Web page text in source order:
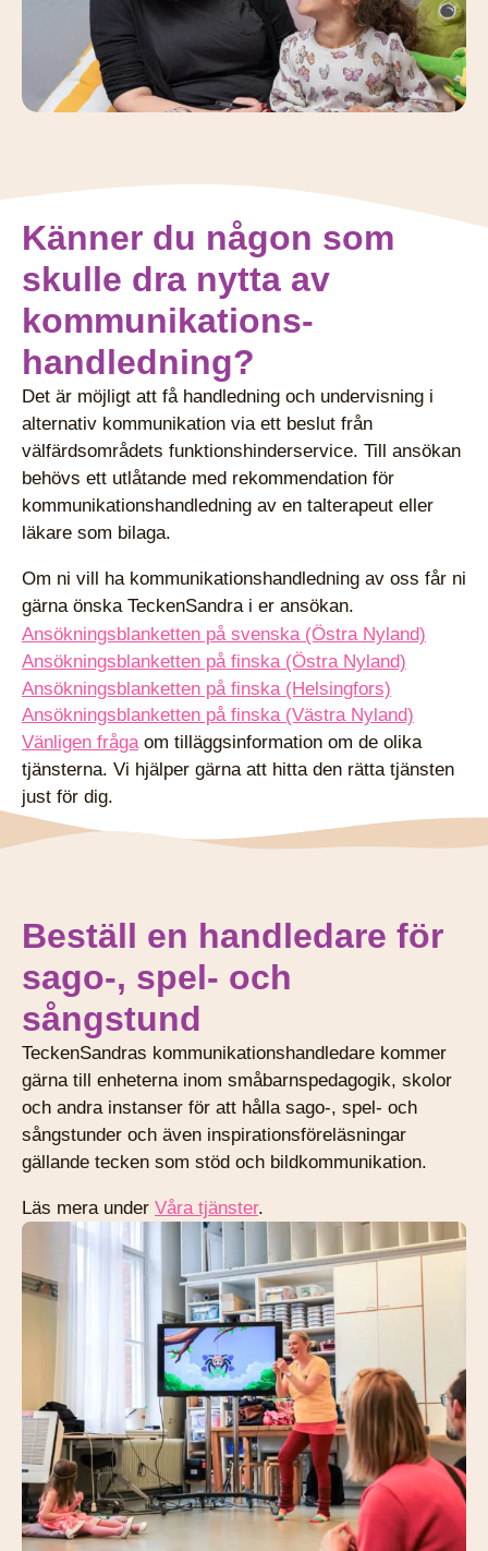
Känner du någon som
skulle dra nytta av
kommunikations­
handledning?
Det är möjligt att få handledning och undervisning i
alternativ kommunikation via ett beslut från
välfärdsområdets funktionshinderservice. Till ansökan
behövs ett utlåtande med rekommendation för
kommunikationshandledning av en talterapeut eller
läkare som bilaga.
Om ni vill ha kommunikationshandledning av oss får ni
gärna önska TeckenSandra i er ansökan.
Ansökningsblanketten på svenska (Östra Nyland)
Ansökningsblanketten på finska (Östra Nyland)
Ansökningsblanketten på finska (Helsingfors)
Ansökningsblanketten på finska (Västra Nyland)
Vänligen frågaom tilläggsinformation om de olika
tjänsterna. Vi hjälper gärna att hitta den rätta tjänsten
just för dig.
Beställ en handledare för
sago-, spel- och
sångstund
TeckenSandras kommunikationshandledare kommer
gärna till enheterna inom småbarnspedagogik, skolor
och andra instanser för att hålla sago-, spel- och
sångstunder och även inspirationsföreläsningar
gällande tecken som stöd och bildkommunikation.
Läs mera under Våra tjänster.